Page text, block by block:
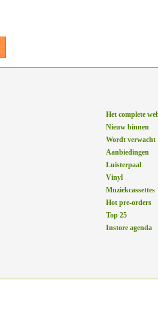
Het complete
Nieuw binnen
Wordt verwacht
Aanbiedingen
Luisterpaal
Vinyl
Muziekcassettes
Hot pre-orders
Top 25
Instore agenda